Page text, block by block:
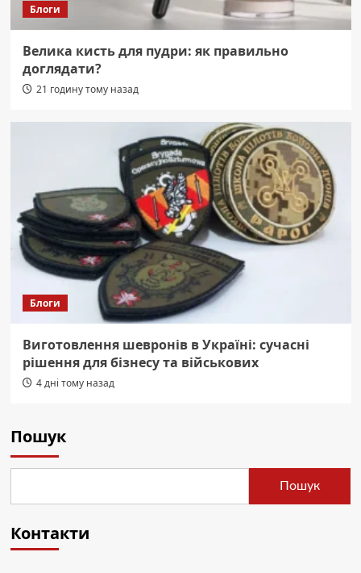
Блоги
Велика кисть для пудри: як правильно
доглядати?
21 годину тому назад
Блоги
Виготовлення шевронів в Україні: сучасні
рішення для бізнесу та військових
4 дні тому назад
Пошук
Пошук
Контакти